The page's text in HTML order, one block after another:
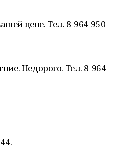
цене. Тел. 8-964-950-
Недорого. Тел. 8-964-